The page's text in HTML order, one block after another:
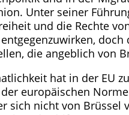
Unter seiner
und die Rechte
die angeblich von
hat in der EU
europäischen
sich nicht von